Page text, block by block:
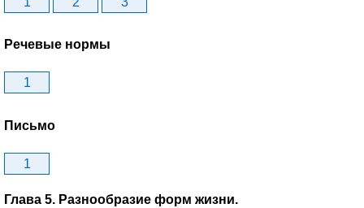
Речевые нормы
1
Письмо
1
Глава 5. Разнообразие форм жизни.